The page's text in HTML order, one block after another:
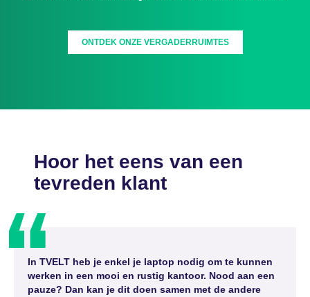
ONTDEK ONZE VERGADERRUIMTES
Hoor het eens van een
tevreden klant
In TVELT heb je enkel je laptop nodig om te kunnen
werken in een mooi en rustig kantoor. Nood aan een
pauze? Dan kan je dit doen samen met de andere